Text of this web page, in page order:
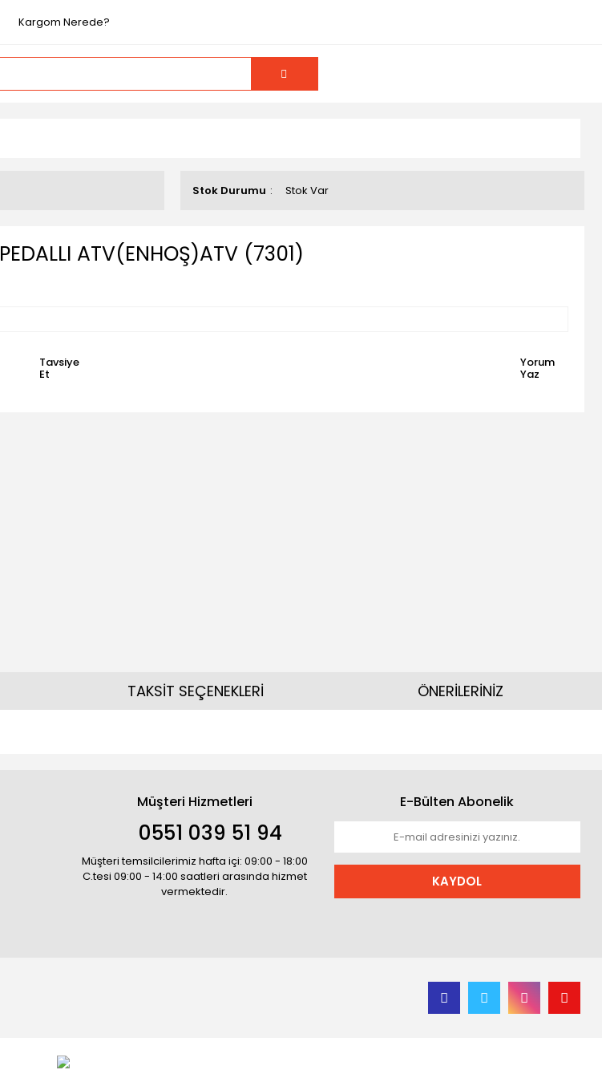
Kargom Nerede?
Stok Durumu Stok Var
PEDALLI ATV(ENHOŞ)ATV (7301)
Tavsiye
Et
Yorum
Yaz
TAKSİT SEÇENEKLERİ ÖNERİLERİNİZ
Müşteri Hizmetleri
0551 039 51 94
Müşteri temsilcilerimiz hafta içi: 09:00 - 18:00
C.tesi 09:00 - 14:00 saatleri arasında hizmet
vermektedir.
E-Bülten Abonelik
KAYDOL